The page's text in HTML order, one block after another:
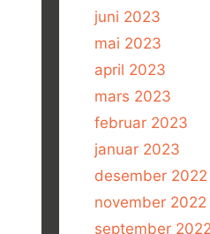
juni 2023
mai 2023
april 2023
mars 2023
februar 2023
januar 2023
desember 2022
november 2022
september 2022